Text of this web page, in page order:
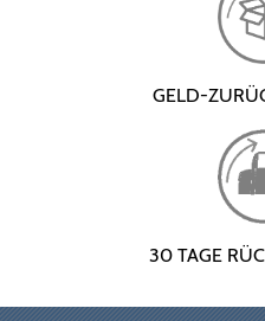
GELD-
30 TAGE